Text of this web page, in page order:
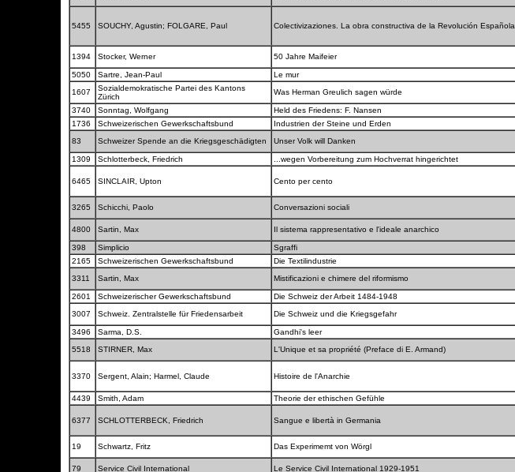
5455 SOUCHY, Agustin; FOLGARE, Paul Colectivizaziones. La obra constructiva de la Revolución Española
1394
Stocker, Werner 50 Jahre Maifeier
5050 Sartre, Jean-Paul Le mur
1607
Sozialdemokratische Partei des Kantons
Zürich
Was Herman Greulich sagen würde
3740 Sonntag, Wolfgang Held des Friedens: F. Nansen
1736
Schweizerischen Gewerkschaftsbund Industrien der Steine und Erden
83
Schweizer Spende an die Kriegsgeschädigten Unser Volk will Danken
1309
Schlotterbeck, Friedrich ...wegen Vorbereitung zum Hochverrat hingerichtet
6465 SINCLAIR, Upton Cento per cento
3265
Schicchi, Paolo Conversazioni sociali
4800 Sartin, Max Il sistema rappresentativo e l'ideale anarchico
398
Simplicio Sgraffi
2165
Schweizerischen Gewerkschaftsbund Die Textilindustrie
3311
Sartin, Max Mistificazioni e chimere del riformismo
2601 Schweizerischer Gewerkschaftsbund Die Schweiz der Arbeit 1484-1948
3007
Schweiz. Zentralstelle für Friedensarbeit Die Schweiz und die Kriegsgefahr
3496
Sarma, D.S. Gandhi's leer
5518
STIRNER, Max L'Unique et sa propriété (Preface di E. Armand)
3370 Sergent, Alain; Harmel, Claude Histoire de l'Anarchie
4439
Smith, Adam Theorie der ethischen Gefühle
6377 SCHLOTTERBECK, Friedrich Sangue e libertà in Germania
19
Schwartz, Fritz Das Experimemt von Wörgl
79 Service Civil International Le Service Civil International 1929-1951